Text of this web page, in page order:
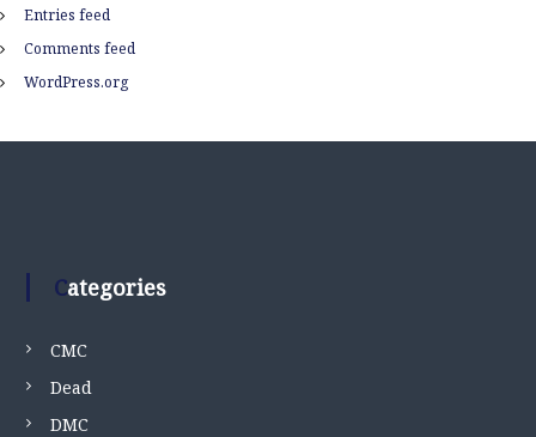
Entries feed
Comments feed
WordPress.org
Categories
CMC
Dead
DMC